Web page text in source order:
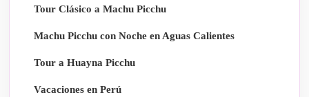
Tour Clásico a Machu Picchu
Machu Picchu con Noche en Aguas Calientes
Tour a Huayna Picchu
Vacaciones en Perú